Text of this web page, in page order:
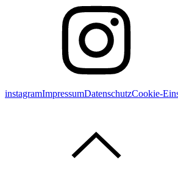
instagramImpressumDatenschutzCookie-